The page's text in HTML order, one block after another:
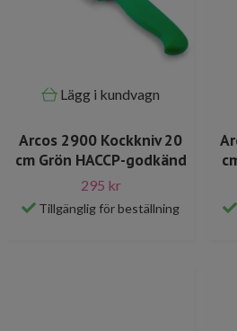
Lägg i kundvagn
Arcos 2900 Kockkniv 20
cm Grön HACCP-godkänd
295 kr
Tillgänglig för beställning